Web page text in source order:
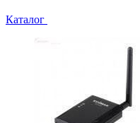
Каталог